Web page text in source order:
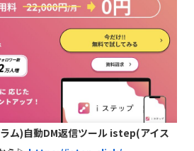
ム)自動DM返信ツール istep(アイス